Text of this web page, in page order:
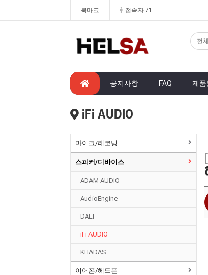
북마크 접속자 71
공지사항 FAQ 제품
iFi AUDIO
마이크/레코딩
스피커/디바이스
ADAM AUDIO
AudioEngine
DALI
iFi AUDIO
KHADAS
이어폰/헤드폰